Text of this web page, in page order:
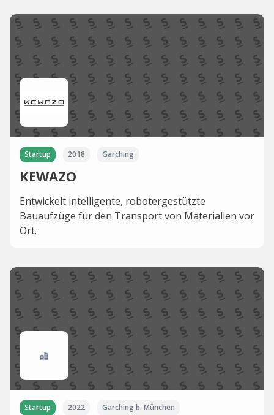
Startup 2018 Garching
KEWAZO
Entwickelt intelligente, robotergestützte
Bauaufzüge für den Transport von Materialien vor
Ort.
Startup 2022 Garching b. München